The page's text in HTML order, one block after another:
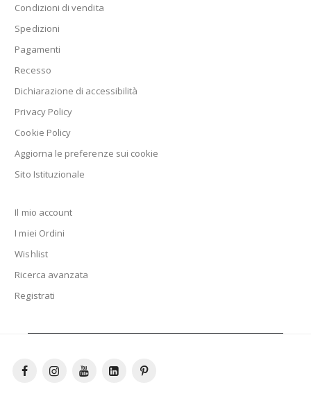
Condizioni di vendita
Spedizioni
Pagamenti
Recesso
Dichiarazione di accessibilità
Privacy Policy
Cookie Policy
Aggiorna le preferenze sui cookie
Sito Istituzionale
Il mio account
I miei Ordini
Wishlist
Ricerca avanzata
Registrati